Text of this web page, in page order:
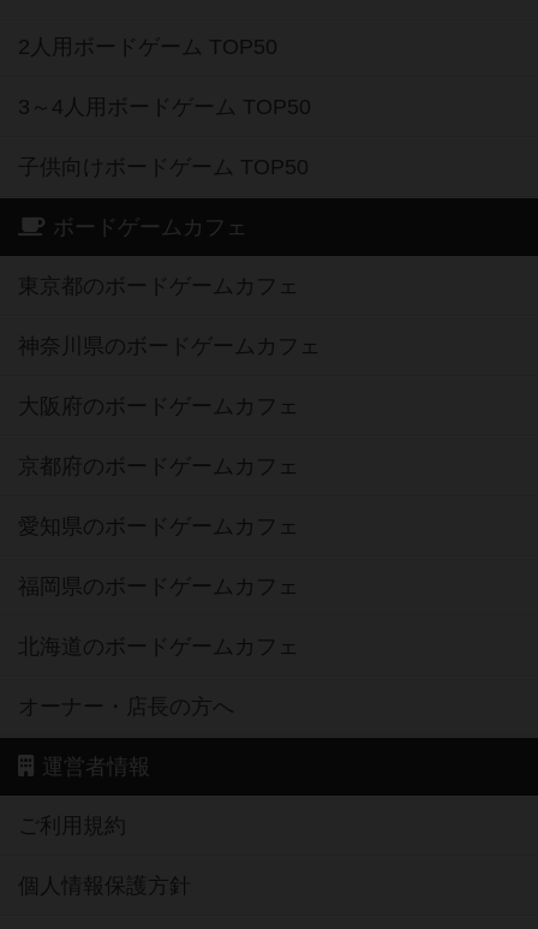
2人用ボードゲーム TOP50
3～4人用ボードゲーム TOP50
子供向けボードゲーム TOP50
ボードゲームカフェ
東京都のボードゲームカフェ
神奈川県のボードゲームカフェ
大阪府のボードゲームカフェ
京都府のボードゲームカフェ
愛知県のボードゲームカフェ
福岡県のボードゲームカフェ
北海道のボードゲームカフェ
オーナー・店長の方へ
運営者情報
ご利用規約
個人情報保護方針